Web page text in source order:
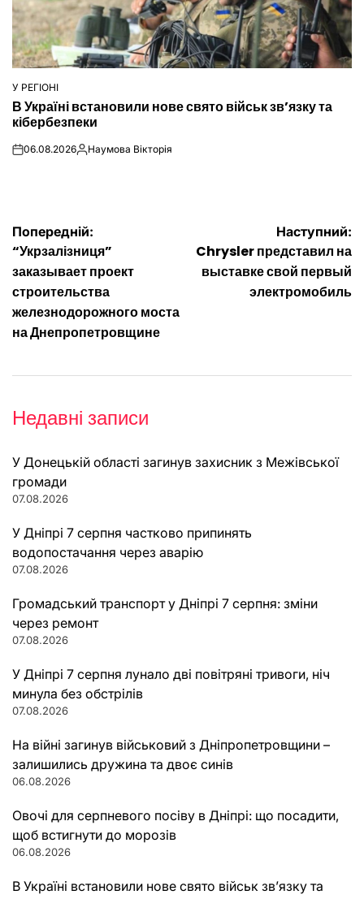
ОПУБЛІКУВАТИ
У
У РЕГІОНІ
В Україні встановили нове свято військ зв’язку та
кібербезпеки
on06.08.2026Опубліковано
Наумова Вікторія
Навігація
записів
Попередній:
“Укрзалізниця”
заказывает проект
строительства
железнодорожного моста
на Днепропетровщине
Наступний:
Chrysler представил на
выставке свой первый
электромобиль
Недавні записи
У Донецькій області загинув захисник з Межівської
громади
07.08.2026
У Дніпрі 7 серпня частково припинять
водопостачання через аварію
07.08.2026
Громадський транспорт у Дніпрі 7 серпня: зміни
через ремонт
07.08.2026
У Дніпрі 7 серпня лунало дві повітряні тривоги, ніч
минула без обстрілів
07.08.2026
На війні загинув військовий з Дніпропетровщини –
залишились дружина та двоє синів
06.08.2026
Овочі для серпневого посіву в Дніпрі: що посадити,
щоб встигнути до морозів
06.08.2026
В Україні встановили нове свято військ зв’язку та